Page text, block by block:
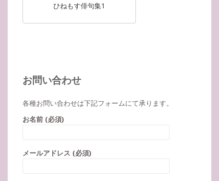
ひねもす俳句集1
お問い合わせ
各種お問い合わせは下記フォームにて承ります。
お名前 (必須)
メールアドレス (必須)